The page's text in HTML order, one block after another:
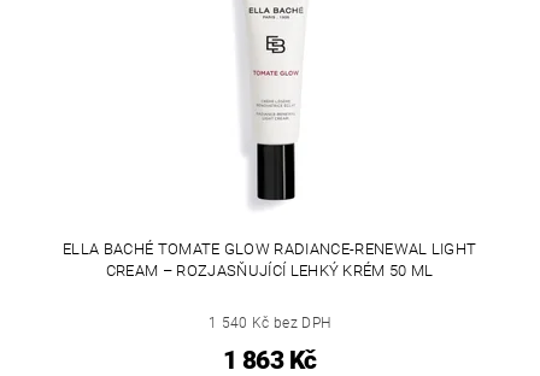
ELLA BACHÉ TOMATE GLOW RADIANCE-RENEWAL LIGHT
CREAM – ROZJASŇUJÍCÍ LEHKÝ KRÉM 50 ML
1 540 Kč bez DPH
1 863 Kč